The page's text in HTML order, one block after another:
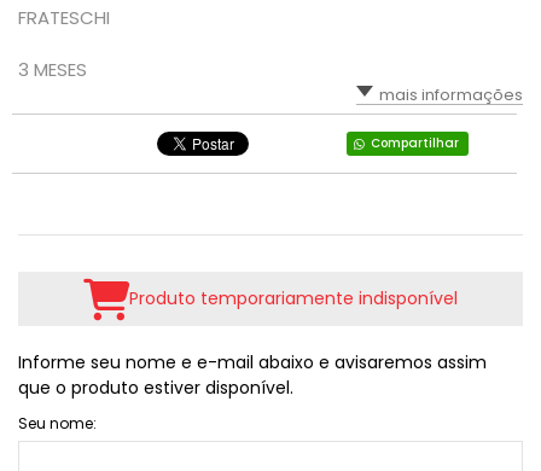
FRATESCHI
3 MESES
mais informações
Compartilhar
Produto temporariamente indisponível
Informe seu nome e e-mail abaixo e avisaremos assim
que o produto estiver disponível.
Seu nome: